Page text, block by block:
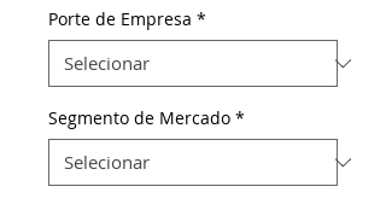
Porte de Empresa *
Segmento de Mercado *